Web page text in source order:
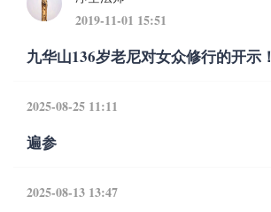
2019-11-01 15:51
九华山136岁老尼对女众修行的开示！
2025-08-25 11:11
遍参
2025-08-13 13:47